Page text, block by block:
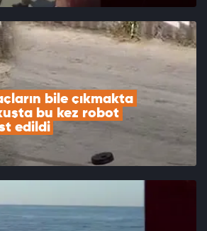
bile çıkmakta
bu kez robot
edildi